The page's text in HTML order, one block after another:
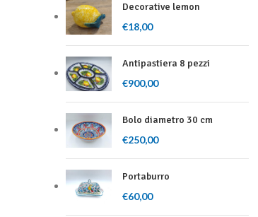
Decorative lemon
€18,00
Antipastiera 8 pezzi
€900,00
Bolo diametro 30 cm
€250,00
Portaburro
€60,00